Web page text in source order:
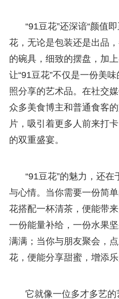
“91豆花”还深谙“颜值
花，无论是包装还是出品
的碗具，细致的摆盘，加
让“91豆花”不仅是一份美
照分享的艺术品。在社交
众多美食博主和普通食客
片，吸引着更多人前来打
的双重盛宴。
“91豆花”的魅力，还
与心情。当你需要一份简
花搭配一杯清茶，便能带
一份能量补给，一份水果
满满；当你与朋友聚会，
花，便能分享甜蜜，增添乐
它就像一位多才多艺